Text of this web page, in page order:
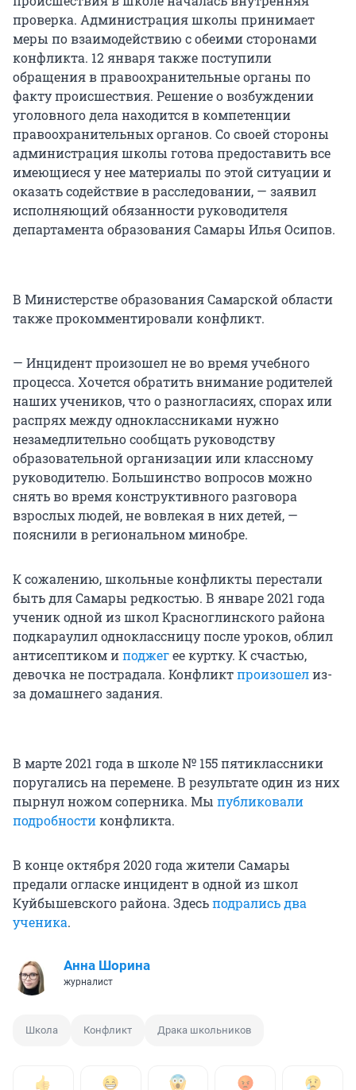
проверка. Администрация школы принимает
меры по взаимодействию с обеими сторонами
конфликта. 12 января также поступили
обращения в правоохранительные органы по
факту происшествия. Решение о возбуждении
уголовного дела находится в компетенции
правоохранительных органов. Со своей стороны
администрация школы готова предоставить все
имеющиеся у нее материалы по этой ситуации и
оказать содействие в расследовании, — заявил
исполняющий обязанности руководителя
департамента образования Самары Илья Осипов.
В Министерстве образования Самарской области
также прокомментировали конфликт.
— Инцидент произошел не во время учебного
процесса. Хочется обратить внимание родителей
наших учеников, что о разногласиях, спорах или
распрях между одноклассниками нужно
незамедлительно сообщать руководству
образовательной организации или классному
руководителю. Большинство вопросов можно
снять во время конструктивного разговора
взрослых людей, не вовлекая в них детей, —
пояснили в региональном минобре.
К сожалению, школьные конфликты перестали
быть для Самары редкостью. В январе 2021 года
ученик одной из школ Красноглинского района
подкараулил одноклассницу после уроков, облил
антисептиком иподжегее куртку. К счастью,
девочка не пострадала. Конфликтпроизошелиз-
за домашнего задания.
В марте 2021 года в школе № 155 пятиклассники
поругались на перемене. В результате один из них
пырнул ножом соперника. Мы публиковали
подробностиконфликта.
В конце октября 2020 года жители Самары
предали огласке инцидент в одной из школ
Куйбышевского района. Здесьподрались два
ученика.
Анна Шорина
журналист
Школа Конфликт Драка школьников